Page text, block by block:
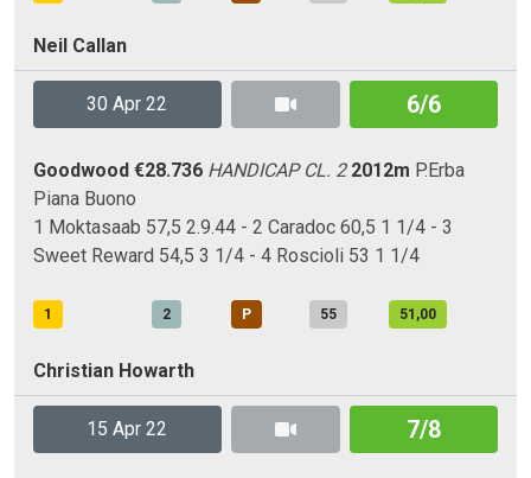
Neil Callan
30 Apr 22 6/6
Goodwood €28.736 HANDICAP CL. 2 2012m P.Erba
Piana Buono
1 Moktasaab 57,5 2.9.44 - 2 Caradoc 60,5 1 1/4 - 3
Sweet Reward 54,5 3 1/4 - 4 Roscioli 53 1 1/4
1 2 P 55 51,00
Christian Howarth
15 Apr 22 7/8